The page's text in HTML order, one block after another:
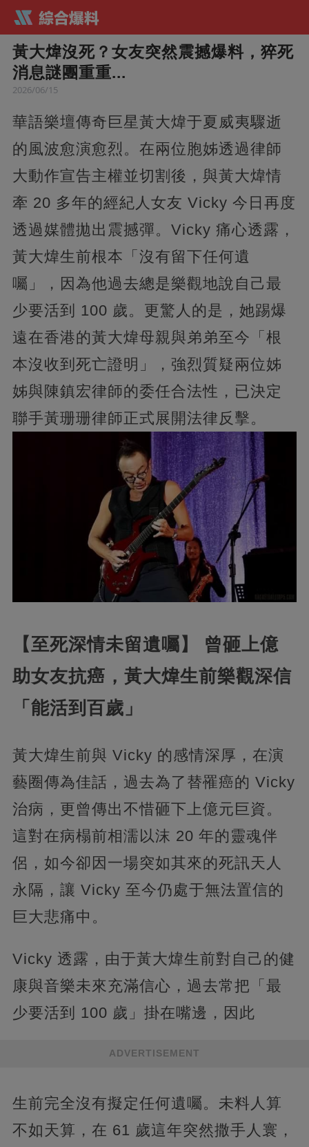
黃大煒沒死？女友突然震撼爆料，猝死
消息謎團重重...
2026/06/15
華語樂壇傳奇巨星黃大煒于夏威夷驟逝
的風波愈演愈烈。在兩位胞姊透過律師
大動作宣告主權並切割後，與黃大煒情
牽 20 多年的經紀人女友 Vicky 今日再度
透過媒體拋出震撼彈。Vicky 痛心透露，
黃大煒生前根本「沒有留下任何遺
囑」，因為他過去總是樂觀地說自己最
少要活到 100 歲。更驚人的是，她踢爆
遠在香港的黃大煒母親與弟弟至今「根
本沒收到死亡證明」，強烈質疑兩位姊
姊與陳鎮宏律師的委任合法性，已決定
聯手黃珊珊律師正式展開法律反擊。
【至死深情未留遺囑】 曾砸上億
助女友抗癌，黃大煒生前樂觀深信
「能活到百歲」
黃大煒生前與 Vicky 的感情深厚，在演
藝圈傳為佳話，過去為了替罹癌的 Vicky
治病，更曾傳出不惜砸下上億元巨資。
這對在病榻前相濡以沫 20 年的靈魂伴
侶，如今卻因一場突如其來的死訊天人
永隔，讓 Vicky 至今仍處于無法置信的
巨大悲痛中。
Vicky 透露，由于黃大煒生前對自己的健
康與音樂未來充滿信心，過去常把「最
少要活到 100 歲」掛在嘴邊，因此
ADVERTISEMENT
生前完全沒有擬定任何遺囑。未料人算
不如天算，在 61 歲這年突然撒手人寰，